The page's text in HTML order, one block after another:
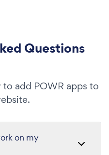
Questions
add POWR apps to
on my